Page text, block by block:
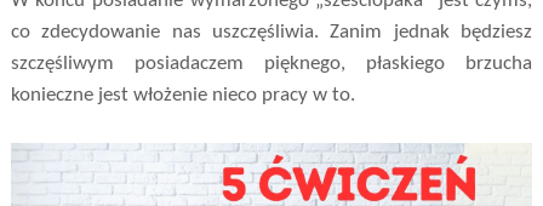
co zdecydowanie nas uszczęśliwia. Zanim jednak będziesz
szczęśliwym posiadaczem pięknego, płaskiego brzucha
konieczne jest włożenie nieco pracy w to.